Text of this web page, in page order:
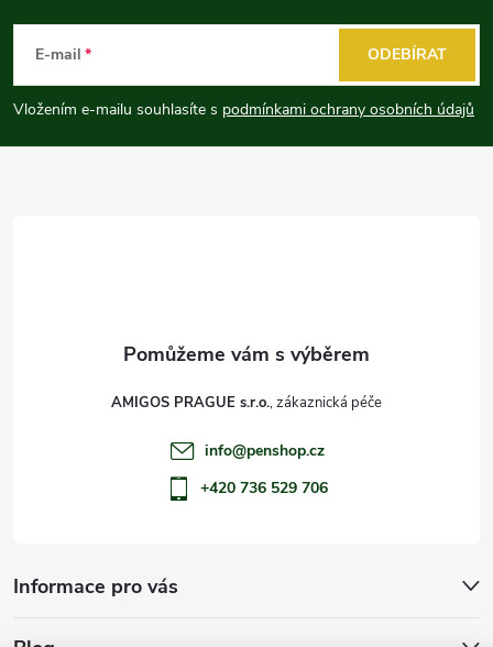
p
a
E-mail
Vložením e-mailu souhlasíte s podmínkami ochrany osobních údajů
ODEBÍRAT
Informace pro vás
AMIGOS PRAGUE s.r.o.
info@penshop.cz
+420 736 529 706